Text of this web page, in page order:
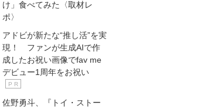
け」食べてみた〈取材レ
ポ〉
アドビが新たな“推し活”を実
現！ ファンが生成AIで作
成したお祝い画像でfav me
デビュー1周年をお祝い
P R
佐野勇斗、『トイ・ストー